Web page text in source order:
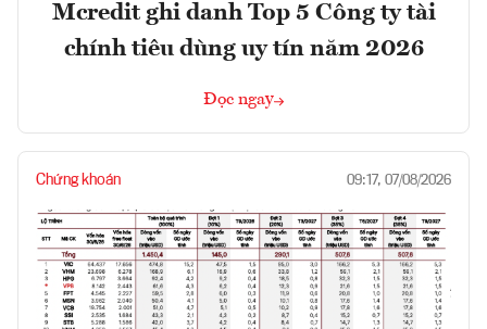
Mcredit ghi danh Top 5 Công ty tài
chính tiêu dùng uy tín năm 2026
Đọc ngay
Chứng khoán 09:17, 07/08/2026